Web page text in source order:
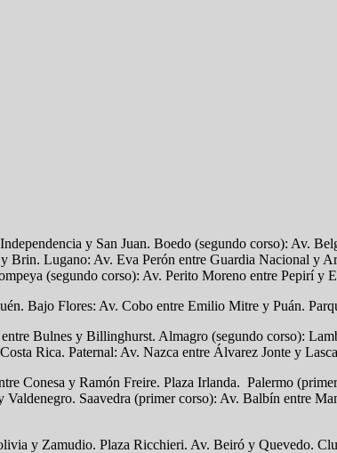
y San Juan. Boedo (segundo corso): Av.
Brin. Lugano: Av. Eva Perón entre Guardia Nacional
(segundo corso): Av. Perito Moreno entre Pepirí y
Bajo Flores: Av. Cobo entre Emilio Mitre y Puán.
Bulnes y Billinghurst. Almagro (segundo corso):
Rica. Paternal: Av. Nazca entre Álvarez Jonte y
Conesa y Ramón Freire. Plaza Irlanda. Palermo
Saavedra (primer corso): Av. Balbín entre
y Zamudio. Plaza Ricchieri. Av. Beiró y Quevedo.